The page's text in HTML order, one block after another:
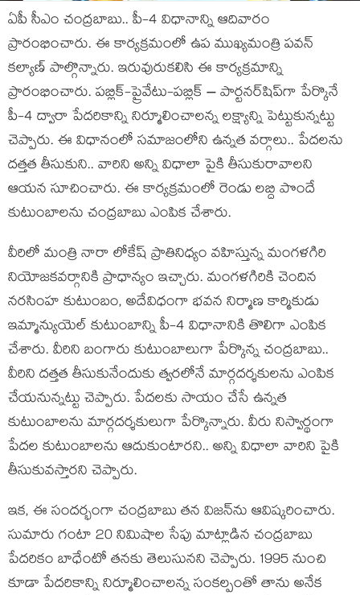
ఏపీ సీఎం చంద్ర‌బాబు.. పీ-4 విధానాన్ని ఆదివారం
ప్రారంభించారు. ఈ కార్య‌క్ర‌మంలో ఉప ముఖ్య‌మంత్రి ప‌వ‌న్
క‌ల్యాణ్ పాల్గొన్నారు. ఇరువురుక‌లిసి ఈ కార్య‌క్ర‌మాన్ని
ప్రారంభించారు. ప‌బ్లిక్‌-ప్రైవేటు-ప‌బ్లిక్ – పార్ట‌న‌ర్‌షిప్‌గా పేర్కొనే
పీ-4 ద్వారా పేద‌రికాన్ని నిర్మూలించాల‌న్న ల‌క్ష్యాన్ని పెట్టుకున్నట్టు
చెప్పారు. ఈ విధానంలో స‌మాజంలోని ఉన్న‌త వ‌ర్గాలు.. పేద‌ల‌ను
ద‌త్త‌త తీసుకుని.. వారిని అన్ని విధాలా పైకి తీసుకురావాల‌ని
ఆయ‌న సూచించారు. ఈ కార్యక్ర‌మంలో రెండు ల‌బ్ది పొందే
కుటుంబాల‌ను చంద్ర‌బాబు ఎంపిక చేశారు.
వీరిలో మంత్రి నారా లోకేష్ ప్రాతినిధ్యం వ‌హిస్తున్న మంగ‌ళ‌గిరి
నియోజ‌క‌వ‌ర్గానికి ప్రాధాన్యం ఇచ్చారు. మంగళగిరికి చెందిన
నరసింహ కుటుంబం, అదేవిధంగా భవన నిర్మాణ కార్మికుడు
ఇమ్మాన్యుయెల్‌ కుటుంబాన్ని పీ-4 విధానానికి తొలిగా ఎంపిక
చేశారు. వీరిని బంగారు కుటుంబాలుగా పేర్కొన్న చంద్ర‌బాబు..
వీరిని ద‌త్త‌త తీసుకునేందుకు త్వ‌ర‌లోనే మార్గ‌ద‌ర్శ‌కుల‌ను ఎంపిక
చేయ‌నున్న‌ట్టు చెప్పారు. పేద‌ల‌కు సాయం చేసే ఉన్న‌త
కుటుంబాల‌ను మార్గ‌ద‌ర్శ‌కులుగా పేర్కొన్నారు. వీరు నిస్వార్థంగా
పేద‌ల కుటుంబాల‌ను ఆదుకుంటార‌ని.. అన్ని విధాలా వారిని పైకి
తీసుకువ‌స్తార‌ని చెప్పారు.
ఇక‌, ఈ సంద‌ర్భంగా చంద్ర‌బాబు త‌న విజ‌న్‌ను ఆవిష్క‌రించారు.
సుమారు గంటా 20 నిమిషాల సేపు మాట్లాడిన చంద్ర‌బాబు
పేద‌రికం బాధేంటో త‌న‌కు తెలుసున‌ని చెప్పారు. 1995 నుంచి
కూడా పేద‌రికాన్ని నిర్మూలించాల‌న్న సంక‌ల్పంతో తాను అనేక